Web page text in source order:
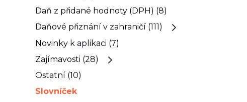
Daň z přidané hodnoty (DPH) (8)
Daňové přiznání v zahraničí (111)
Novinky k aplikaci (7)
Zajímavosti (28)
Ostatní (10)
Slovníček